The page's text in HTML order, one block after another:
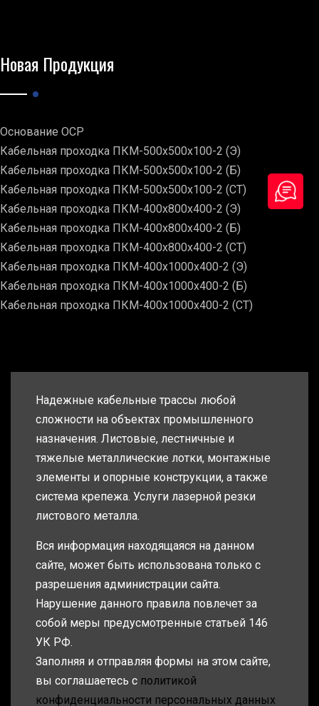
Новая Продукция
Основание ОСР
Кабельная проходка ПКМ-500х500х100-2 (Э)
Кабельная проходка ПКМ-500х500х100-2 (Б)
Кабельная проходка ПКМ-500х500х100-2 (СТ)
Кабельная проходка ПКМ-400х800х400-2 (Э)
Кабельная проходка ПКМ-400х800х400-2 (Б)
Кабельная проходка ПКМ-400х800х400-2 (СТ)
Кабельная проходка ПКМ-400х1000х400-2 (Э)
Кабельная проходка ПКМ-400х1000х400-2 (Б)
Кабельная проходка ПКМ-400х1000х400-2 (СТ)
Надежные кабельные трассы любой
сложности на объектах промышленного
назначения. Листовые, лестничные и
тяжелые металлические лотки, монтажные
элементы и опорные конструкции, а также
система крепежа. Услуги лазерной резки
листового металла.
Вся информация находящаяся на данном
сайте, может быть использована только с
разрешения администрации сайта.
Нарушение данного правила повлечет за
собой меры предусмотренные статьей 146
УК РФ.
Заполняя и отправляя формы на этом сайте,
вы соглашаетесь с политикой
конфиденциальности персональных данных